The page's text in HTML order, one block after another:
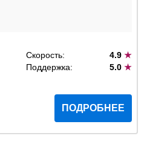
Скорость: 4.9 ★
Поддержка: 5.0 ★
ПОДРОБНЕЕ